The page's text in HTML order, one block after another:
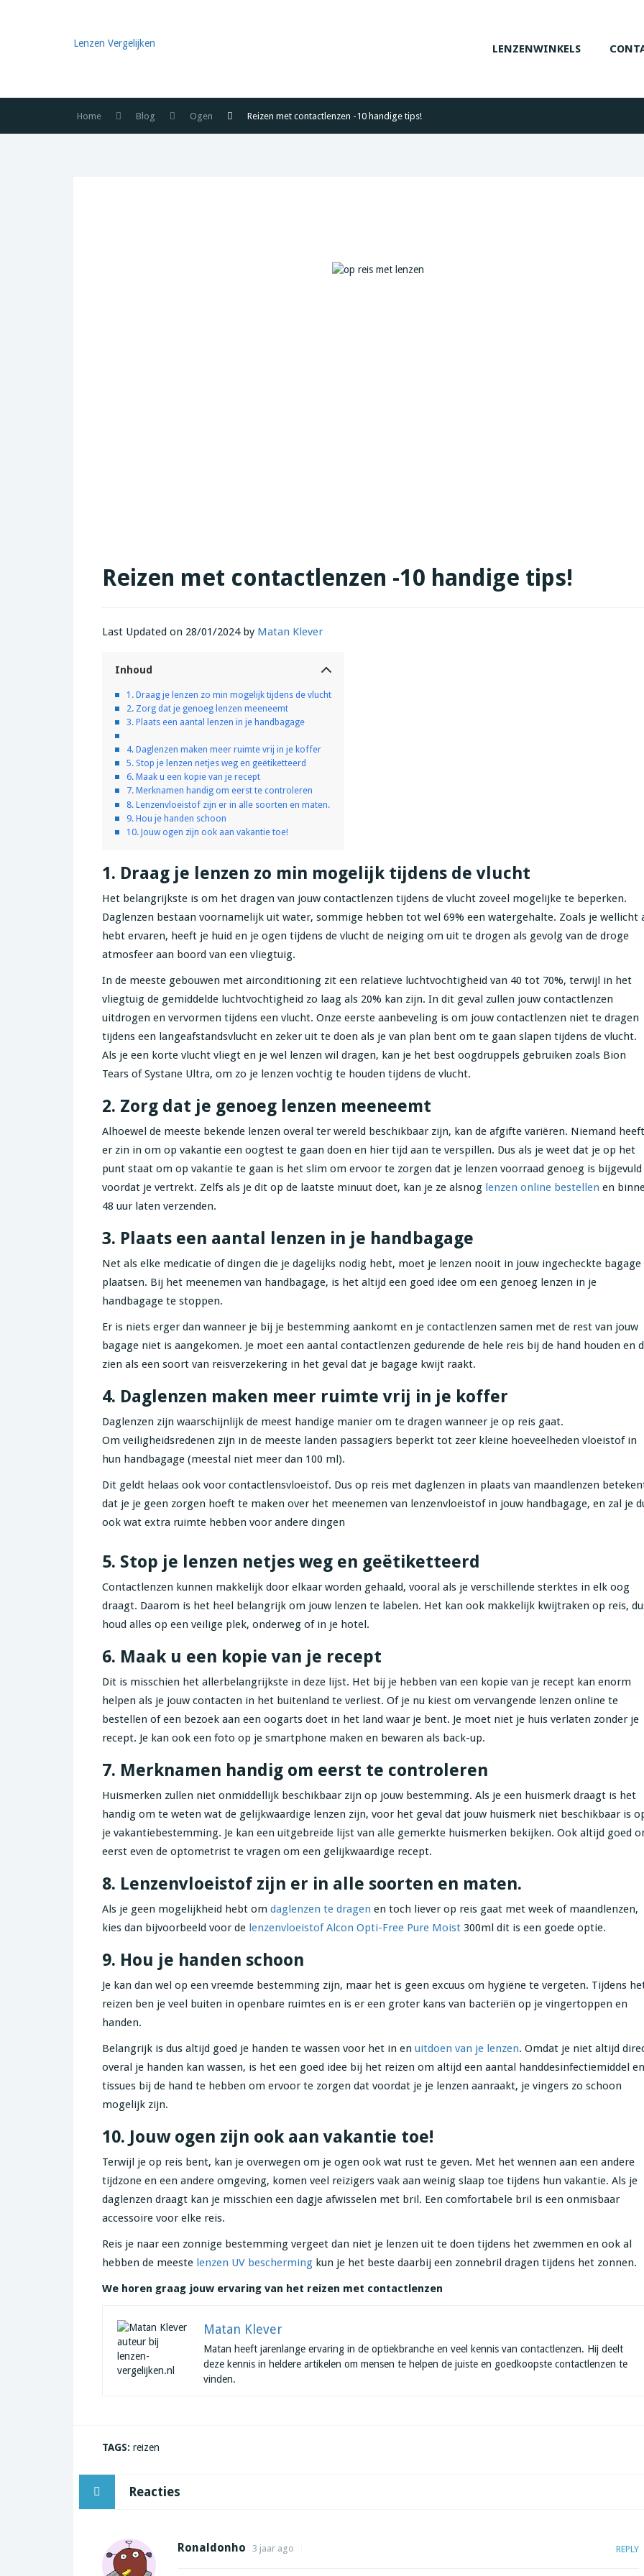
Lenzen Vergelijken LENZENWINKELS
Home Blog Ogen Reizen met contactlenzen -10 handige tips!
Reizen met contactlenzen -10 handige tips!
Last Updated on 28/01/2024 by Matan Klever
Inhoud
1. Draag je lenzen zo min mogelijk tijdens de vlucht
2. Zorg dat je genoeg lenzen meeneemt
3. Plaats een aantal lenzen in je handbagage
4. Daglenzen maken meer ruimte vrij in je koffer
5. Stop je lenzen netjes weg en geëtiketteerd
6. Maak u een kopie van je recept
7. Merknamen handig om eerst te controleren
8. Lenzenvloeistof zijn er in alle soorten en maten.
9. Hou je handen schoon
10. Jouw ogen zijn ook aan vakantie toe!
1. Draag je lenzen zo min mogelijk tijdens de vlucht
Het belangrijkste is om het dragen van jouw contactlenzen tijdens de vlucht zoveel mogelijke te beperken.
Daglenzen bestaan voornamelijk uit water, sommige hebben tot wel 69% een watergehalte. Zoals je wellicht
hebt ervaren, heeft je huid en je ogen tijdens de vlucht de neiging om uit te drogen als gevolg van de droge
atmosfeer aan boord van een vliegtuig.
In de meeste gebouwen met airconditioning zit een relatieve luchtvochtigheid van 40 tot 70%, terwijl in het
vliegtuig de gemiddelde luchtvochtigheid zo laag als 20% kan zijn. In dit geval zullen jouw contactlenzen
uitdrogen en vervormen tijdens een vlucht. Onze eerste aanbeveling is om jouw contactlenzen niet te dragen
tijdens een langeafstandsvlucht en zeker uit te doen als je van plan bent om te gaan slapen tijdens de vlucht.
Als je een korte vlucht vliegt en je wel lenzen wil dragen, kan je het best oogdruppels gebruiken zoals Bion
Tears of Systane Ultra, om zo je lenzen vochtig te houden tijdens de vlucht.
2. Zorg dat je genoeg lenzen meeneemt
Alhoewel de meeste bekende lenzen overal ter wereld beschikbaar zijn, kan de afgifte variëren. Niemand heeft
er zin in om op vakantie een oogtest te gaan doen en hier tijd aan te verspillen. Dus als je weet dat je op het
punt staat om op vakantie te gaan is het slim om ervoor te zorgen dat je lenzen voorraad genoeg is bijgevuld ​​
voordat je vertrekt. Zelfs als je dit op de laatste minuut doet, kan je ze alsnog lenzen online bestellen en
48 uur laten verzenden.
3. Plaats een aantal lenzen in je handbagage
Net als elke medicatie of dingen die je dagelijks nodig hebt, moet je lenzen nooit in jouw ingecheckte bagage
plaatsen. Bij het meenemen van handbagage, is het altijd een goed idee om een ​​genoeg lenzen in je
handbagage te stoppen.
Er is niets erger dan wanneer je bij je bestemming aankomt en je contactlenzen samen met de rest van jouw
bagage niet is aangekomen. Je moet een aantal contactlenzen gedurende de hele reis bij de hand houden en
zien als een soort van reisverzekering in het geval dat je bagage kwijt raakt.
4. Daglenzen maken meer ruimte vrij in je koffer
Daglenzen zijn waarschijnlijk de meest handige manier om te dragen wanneer je op reis gaat.
Om veiligheidsredenen zijn in de meeste landen passagiers beperkt tot zeer kleine hoeveelheden vloeistof in
hun handbagage (meestal niet meer dan 100 ml).
Dit geldt helaas ook voor contactlensvloeistof. Dus op reis met daglenzen in plaats van maandlenzen
dat je je geen zorgen hoeft te maken over het meenemen van lenzenvloeistof in jouw handbagage, en zal je
ook wat extra ruimte hebben voor andere dingen
5. Stop je lenzen netjes weg en geëtiketteerd
Contactlenzen kunnen makkelijk door elkaar worden gehaald, vooral als je ​​verschillende sterktes in elk oog
draagt. Daarom is het heel belangrijk om jouw lenzen te labelen. Het kan ook makkelijk kwijtraken op reis,
houd alles op een veilige plek, onderweg of in je hotel.
6. Maak u een kopie van je recept
Dit is misschien het allerbelangrijkste in deze lijst. Het bij je hebben van een kopie van je recept kan enorm
helpen als je jouw contacten in het buitenland te verliest. Of je nu kiest om vervangende lenzen online te
bestellen of een bezoek aan een oogarts doet in het land waar je bent. Je moet niet je huis verlaten zonder je
recept. Je kan ook een foto op je smartphone maken en bewaren als back-up.
7. Merknamen handig om eerst te controleren
Huismerken zullen niet onmiddellijk beschikbaar zijn op jouw bestemming. Als je een huismerk draagt is het
handig om te weten wat de gelijkwaardige lenzen zijn, voor het geval dat jouw huismerk niet beschikbaar is
je vakantiebestemming. Je kan een uitgebreide lijst van alle gemerkte huismerken bekijken. Ook altijd goed
eerst even de optometrist te vragen om een gelijkwaardige recept.
8. Lenzenvloeistof zijn er in alle soorten en maten.
Als je geen mogelijkheid hebt om daglenzen te dragen en toch liever op reis gaat met week of maandlenzen,
kies dan bijvoorbeeld voor de lenzenvloeistof Alcon Opti-Free Pure Moist 300ml dit is een goede optie.
9. Hou je handen schoon
Je kan dan wel op een vreemde bestemming zijn, maar het is geen excuus om hygiëne te vergeten. Tijdens
reizen ben je veel buiten in openbare ruimtes en is er een groter kans van bacteriën op je vingertoppen en
handen.
Belangrijk is dus altijd goed je handen te wassen voor het in en uitdoen van je lenzen. Omdat je niet altijd
overal je handen kan wassen, is het een goed idee bij het reizen om altijd een aantal handdesinfectiemiddel en
tissues bij de hand te hebben om ervoor te zorgen dat voordat je je lenzen aanraakt, je vingers zo schoon
mogelijk zijn.
10. Jouw ogen zijn ook aan vakantie toe!
Terwijl je op reis bent, kan je overwegen om je ogen ook wat rust te geven. Met het wennen aan een andere
tijdzone en een andere omgeving, komen veel reizigers vaak aan weinig slaap toe tijdens hun vakantie. Als je
daglenzen draagt kan je misschien een dagje afwisselen met bril. Een comfortabele bril is een onmisbaar
accessoire voor elke reis.
Reis je naar een zonnige bestemming vergeet dan niet je lenzen uit te doen tijdens het zwemmen en ook al
hebben de meeste lenzen UV bescherming kun je het beste daarbij een zonnebril dragen tijdens het zonnen.
We horen graag jouw ervaring van het reizen met contactlenzen
Matan Klever
Matan heeft jarenlange ervaring in de optiekbranche en veel kennis van contactlenzen. Hij deelt
deze kennis in heldere artikelen om mensen te helpen de juiste en goedkoopste contactlenzen te
vinden.
TAGS: reizen
Reacties
Ronaldonho 3 jaar ago REPLY